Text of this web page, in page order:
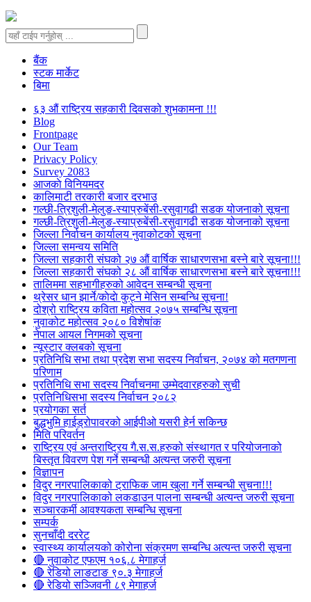
बैंक
स्टक मार्केट
बिमा
६३ औं राष्ट्रिय सहकारी दिवसको शुभकामना !!!
Blog
Frontpage
Our Team
Privacy Policy
Survey 2083
आजकाे विनियमदर
कालिमाटी तरकारी बजार दरभाउ
गल्छी-त्रिशुली-मेलुङ-स्याप्रुबेंसी-रसुवागढी सडक योजनाको सूचना
गल्छी-त्रिशुली-मेलुङ-स्याप्रुबेंसी-रसुवागढी सडक योजनाको सूचना
जिल्ला निर्वाचन कार्यालय नुवाकोटको सूचना
जिल्ला समन्वय समिति
जिल्ला सहकारी संघको २७ औं वार्षिक साधारणसभा बस्ने बारे सूचना!!!
जिल्ला सहकारी संघको २८ औं वार्षिक साधारणसभा बस्ने बारे सूचना!!!
तालिममा सहभागीहरुको आवेदन सम्बन्धी सूचना
थ्रेसर धान झार्ने/काेदाे कुट्ने मेसिन सम्बन्धि सूचना!
दोश्रो राष्ट्रिय कविता महोत्सव २०७५ सम्बन्धि सूचना
नुवाकोट महोत्सव २०८० विशेषांक
नेपाल आयल निगमको सूचना
न्यूस्टार क्लबको सूचना
प्रतिनिधि सभा तथा प्रदेश सभा सदस्य निर्वाचन, २०७४ को मतगणना
परिणाम
प्रतिनिधि सभा सदस्य निर्वाचनमा उम्मेदवारहरुको सुची
प्रतिनिधिसभा सदस्य निर्वाचन २०८२
प्रयोगका सर्त
बुद्धभुमि हाईड्रोपावरको आईपीओ यसरी हेर्न सकिन्छ
मिति परिवर्तन
राष्ट्रिय एवं अन्तराष्ट्रिय गै.स.स.हरुको संस्थागत र परियोजनाको
बिस्तृत विवरण पेश गर्ने सम्बन्धी अत्यन्त जरुरी सूचना
विज्ञापन
विदुर नगरपालिकाको ट्राफिक जाम खुला गर्ने सम्बन्धी सुचना!!!
विदुर नगरपालिकाको लकडाउन पालना सम्बन्धी अत्यन्त जरुरी सूचना
सञ्चारकर्मी आवश्यकता सम्बन्धि सूचना
सम्पर्क
सुनचाँदी दररेट
स्वास्थ्य कार्यालयको कोरोना संक्रमण सम्बन्धि अत्यन्त जरुरी सूचना
🔴 नुवाकोट एफएम १०६.८ मेगाहर्ज
🔴 रेडियो लाङटाङ ९०.३ मेगाहर्ज
🔴 रेडियो सञ्जिवनी ८९ मेगाहर्ज